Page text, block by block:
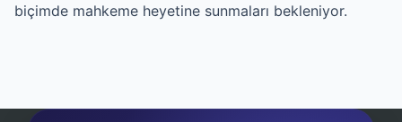
biçimde mahkeme heyetine sunmaları bekleniyor.